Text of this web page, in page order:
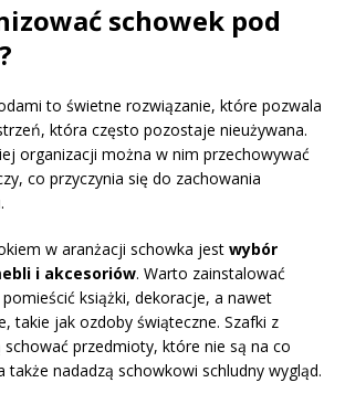
schowek pod
to świetne rozwiązanie, które pozwala
która często pozostaje nieużywana.
organizacji można w nim przechowywać
co przyczynia się do zachowania
w aranżacji schowka jest wybór
i akcesoriów. Warto zainstalować
książki, dekoracje, a nawet
takie jak ozdoby świąteczne. Szafki z
przedmioty, które nie są na co
także nadadzą schowkowi schludny wygląd.